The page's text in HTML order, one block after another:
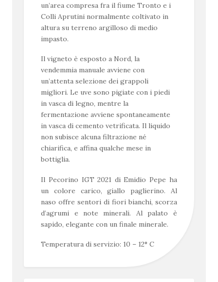
un’area compresa fra il fiume Tronto e i
Colli Aprutini normalmente coltivato in
altura su terreno argilloso di medio
impasto.
Il vigneto è esposto a Nord, la
vendemmia manuale avviene con
un’attenta selezione dei grappoli
migliori. Le uve sono pigiate con i piedi
in vasca di legno, mentre la
fermentazione avviene spontaneamente
in vasca di cemento vetrificata. Il liquido
non subisce alcuna filtrazione né
chiarifica, e affina qualche mese in
bottiglia.
Il Pecorino IGT 2021 di Emidio Pepe ha
un colore carico, giallo paglierino. Al
naso offre sentori di fiori bianchi, scorza
d’agrumi e note minerali. Al palato è
sapido, elegante con un finale minerale.
Temperatura di servizio: 10 – 12° C